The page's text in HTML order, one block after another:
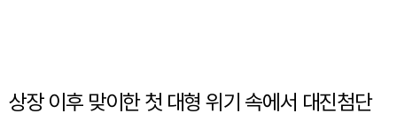
상장 이후 맞이한 첫 대형 위기 속에서 대진첨단